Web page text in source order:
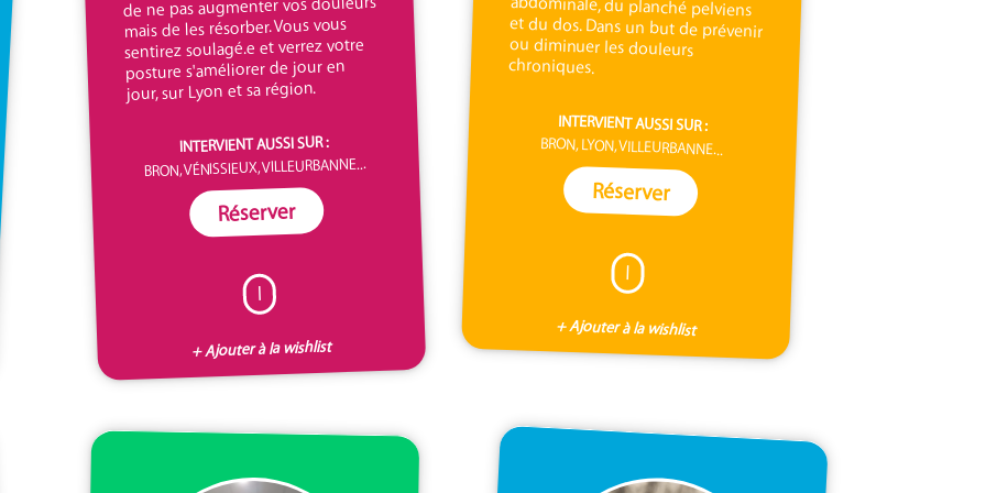
mais de les résorber. Vous vous
sentirez soulagé.e et verrez votre
posture s'améliorer de jour en
jour, sur Lyon et sa région.
INTERVIENT AUSSI SUR :
BRON, VÉNISSIEUX, VILLEURBANNE...
Réserver
I
+ Ajouter à la wishlist
chroniques.
INTERVIENT AUSSI SUR :
BRON, LYON, VILLEURBANNE...
Réserver
I
+ Ajouter à la wishlist